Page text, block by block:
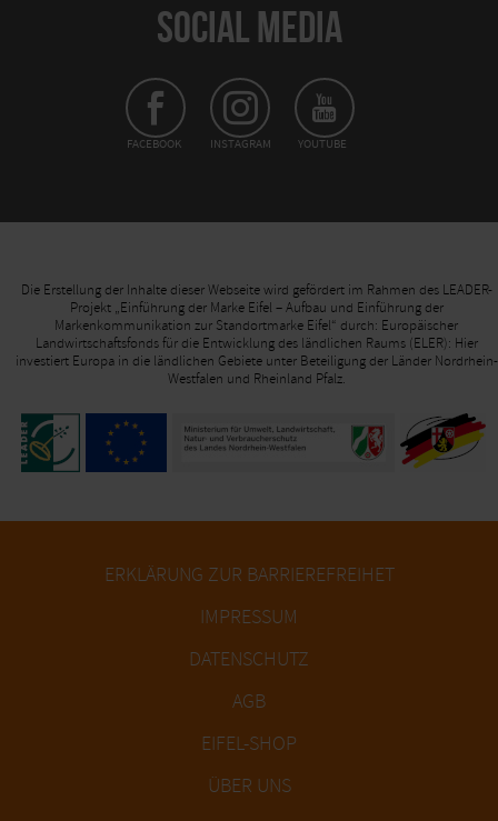
SOCIAL MEDIA
FACEBOOK INSTAGRAM YOUTUBE
Die Erstellung der Inhalte dieser Webseite wird gefördert im Rahmen des LEADER-
Projekt „Einführung der Marke Eifel – Aufbau und Einführung der
Markenkommunikation zur Standortmarke Eifel“ durch: Europäischer
Landwirtschaftsfonds für die Entwicklung des ländlichen Raums (ELER): Hier
investiert Europa in die ländlichen Gebiete unter Beteiligung der Länder Nordrhein-
Westfalen und Rheinland Pfalz.
ERKLÄRUNG ZUR BARRIEREFREIHET
IMPRESSUM
DATENSCHUTZ
AGB
EIFEL-SHOP
ÜBER UNS